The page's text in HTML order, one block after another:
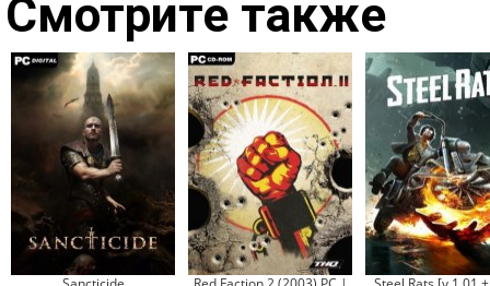
Смотрите также